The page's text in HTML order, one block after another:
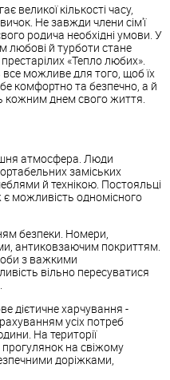
великої кількості часу,
Не завжди члени сім'ї
родича необхідні умови. У
й турботи стане
«Тепло любих».
все можливе для того, щоб їх
комфортно та безпечно, а й
кожним днем свого життя.
атмосфера. Люди
заміських
й технікою. Постояльці
є можливість одномісного
безпеки. Номери,
антиковзаючим покриттям.
з важкими
вільно пересуватися
дієтичне харчування -
усіх потреб
На території
на свіжому
доріжками,